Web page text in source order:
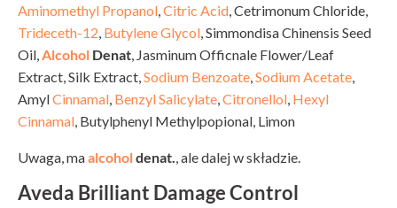
Aminomethyl Propanol Citric Acid , Cetrimonum Chloride,
Trideceth-12 Butylene Glycol , Simmondisa Chinensis Seed
Oil, Alcohol Denat , Jasminum Officnale Flower/Leaf
Extract, Silk Extract, Sodium Benzoate Sodium Acetate
AmylCinnamal Benzyl Salicylate Citronellol Hexyl
Cinnamal , Butylphenyl Methylpopional, Limon
Uwaga, maalcoholdenat. , ale dalej w składzie.
Aveda Brilliant Damage Control